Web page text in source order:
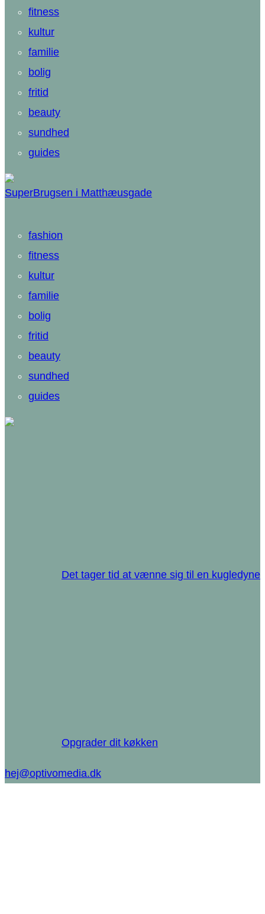
fitness
kultur
familie
bolig
fritid
beauty
sundhed
guides
SuperBrugsen i Matthæusgade
fashion
fitness
kultur
familie
bolig
fritid
beauty
sundhed
guides
Det tager tid at vænne sig til en kugledyne
Opgrader dit køkken
hej@optivomedia.dk